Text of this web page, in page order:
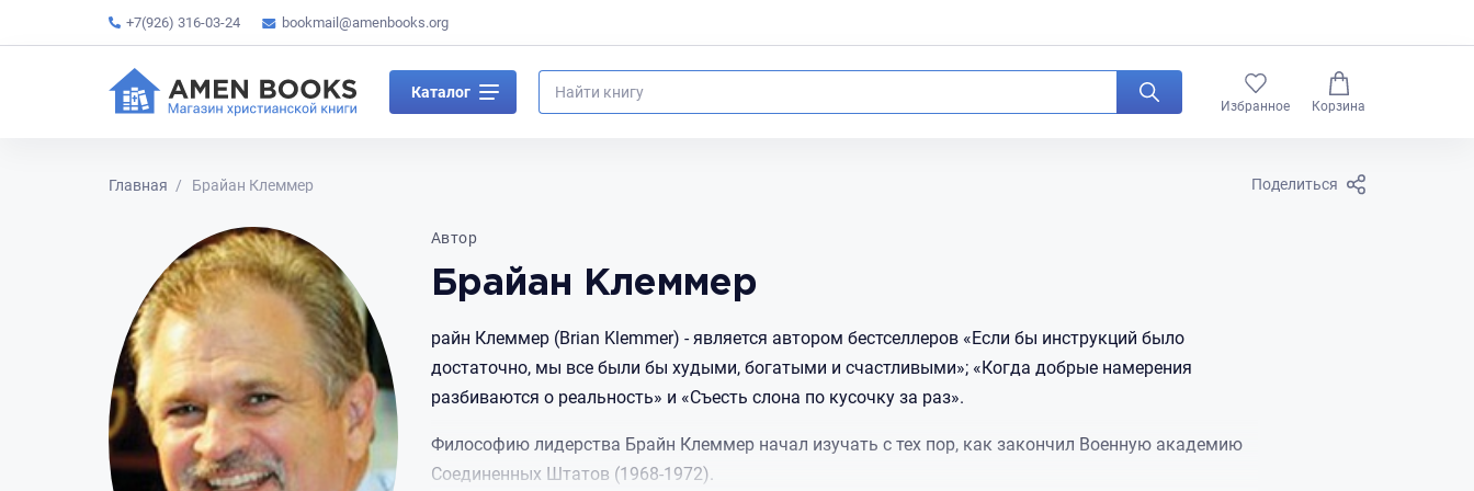
+7(926) 316-03-24 bookmail@amenbooks.org
Каталог
Избранное Корзина
Главная Брайaн Клеммер Поделиться
Автор
Брайaн Клеммер
райн Клеммер (Brian Klemmer) - является автором бестселлеров «Если бы инструкций было
достаточно, мы все были бы худыми, богатыми и счастливыми»; «Когда добрые намерения
разбиваются о реальность» и «Съесть слона по кусочку за раз».
Философию лидерства Брайн Клеммер начал изучать с тех пор, как закончил Военную академию
Соединенных Штатов (1968-1972).